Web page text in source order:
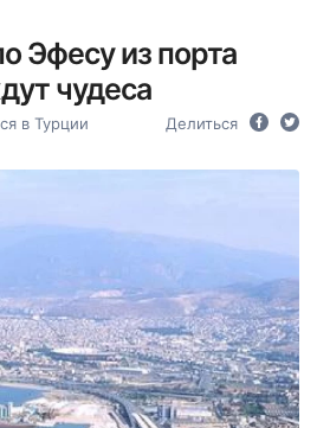
Эфесу из порта
чудеса
в Турции Делиться